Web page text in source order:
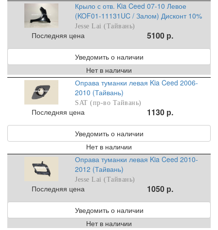
Крыло с отв. Kia Ceed 07-10 Левое
(KOF01-11131UC / Залом) Дисконт 10%
Jesse Lai (Тайвань)
Последняя цена 5100 р.
Уведомить о наличии
Нет в наличии
Оправа туманки левая Kia Ceed 2006-
2010 (Тайвань)
SAT (пр-во Тайвань)
Последняя цена 1130 р.
Уведомить о наличии
Нет в наличии
Оправа туманки левая Kia Ceed 2010-
2012 (Тайвань)
Jesse Lai (Тайвань)
Последняя цена 1050 р.
Уведомить о наличии
Нет в наличии